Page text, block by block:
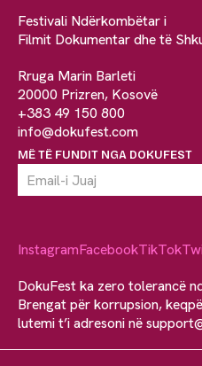
Festivali Ndërkombëtar i
Filmit Dokumentar dhe të
Rruga Marin Barleti
20000 Prizren, Kosovë
+383 49 150 800
info@dokufest.com
MË TË FUNDIT NGA DOKUFEST
InstagramFacebookTikTok
DokuFest ka zero tolerancë
Brengat për korrupsion,
lutemi t’i adresoni në